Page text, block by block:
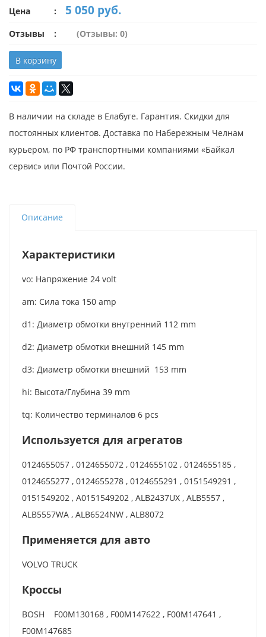
Цена 5 050 руб.
Отзывы (Отзывы: 0)
В корзину
В наличии на складе в Елабуге. Гарантия. Скидки для
постоянных клиентов. Доставка по Набережным Челнам
курьером, по РФ транспортными компаниями «Байкал
сервис» или Почтой России.
Описание
Характеристики
vo: Напряжение 24 volt
am: Сила тока 150 amp
d1: Диаметр обмотки внутренний 112 mm
d2: Диаметр обмотки внешний 145 mm
d3: Диаметр обмотки внешний 153 mm
hi: Высота/Глубина 39 mm
tq: Количество терминалов 6 pcs
Используется для агрегатов
0124655057 , 0124655072 , 0124655102 , 0124655185 ,
0124655277 , 0124655278 , 0124655291 , 0151549291 ,
0151549202 , A0151549202 , ALB2437UX , ALB5557 ,
ALB5557WA , ALB6524NW , ALB8072
Применяется для авто
VOLVO TRUCK
Кроссы
BOSH F00M130168 , F00M147622 , F00M147641 ,
F00M147685